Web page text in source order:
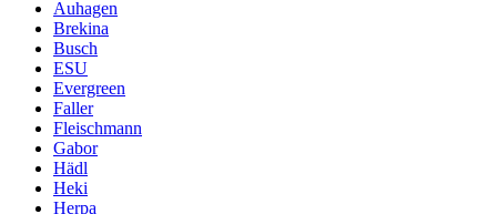
Auhagen
Brekina
Busch
ESU
Evergreen
Faller
Fleischmann
Gabor
Hädl
Heki
Herpa